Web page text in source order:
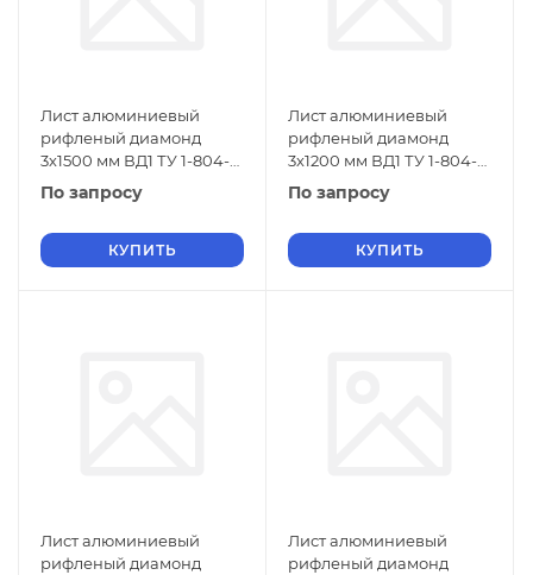
Лист алюминиевый
рифленый диамонд
3х1500 мм ВД1 ТУ 1-804-
432-2006
По запросу
КУПИТЬ
Лист алюминиевый
рифленый диамонд
3х1200 мм ВД1 ТУ 1-804-
432-2006
По запросу
КУПИТЬ
Лист алюминиевый
рифленый диамонд
Лист алюминиевый
рифленый диамонд